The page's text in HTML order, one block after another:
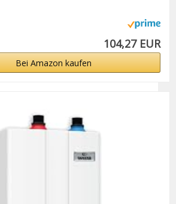
104,27 EUR
Bei Amazon kaufen